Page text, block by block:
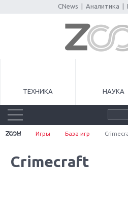
CNews Аналитика
ТЕХНИКА НАУКА
Игры База игр
Crimecraft